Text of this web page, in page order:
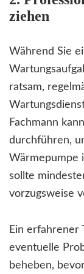
ziehen
Während Sie
ratsam,
Fachmann
durchführen,
Wärmepumpe
sollte
vorzugsweise
Ein erfahrener
eventuelle
beheben,